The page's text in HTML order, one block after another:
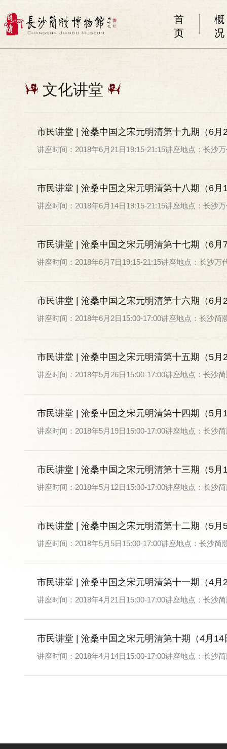
首
页
概
况
文化讲堂
市民讲堂 | 沧桑中国之宋元明清第十九期（6月
讲座时间：2018年6月21日19:15-21:15讲座地点：长沙
市民讲堂 | 沧桑中国之宋元明清第十八期（6月
讲座时间：2018年6月14日19:15-21:15讲座地点：长沙
市民讲堂 | 沧桑中国之宋元明清第十七期（6月
讲座时间：2018年6月7日19:15-21:15讲座地点：长沙万
市民讲堂 | 沧桑中国之宋元明清第十六期（6月
讲座时间：2018年6月2日15:00-17:00讲座地点：长沙简
市民讲堂 | 沧桑中国之宋元明清第十五期（5月
讲座时间：2018年5月26日15:00-17:00讲座地点：长沙
市民讲堂 | 沧桑中国之宋元明清第十四期（5月
讲座时间：2018年5月19日15:00-17:00讲座地点：长沙
市民讲堂 | 沧桑中国之宋元明清第十三期（5月
讲座时间：2018年5月12日15:00-17:00讲座地点：长沙
市民讲堂 | 沧桑中国之宋元明清第十二期（5月
讲座时间：2018年5月5日15:00-17:00讲座地点：长沙简
市民讲堂 | 沧桑中国之宋元明清第十一期（4月
讲座时间：2018年4月21日15:00-17:00讲座地点：长沙
市民讲堂 | 沧桑中国之宋元明清第十期（4月14
讲座时间：2018年4月14日15:00-17:00讲座地点：长沙